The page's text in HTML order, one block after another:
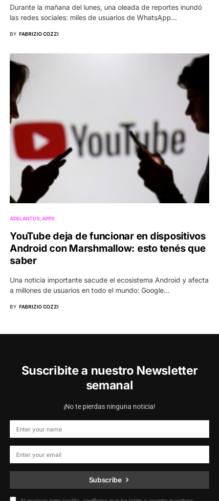
Durante la mañana del lunes, una oleada de reportes inundó
las redes sociales: miles de usuarios de WhatsApp…
BY FABRIZIO COZZI
ADELANTOS APPS
YouTube deja de funcionar en dispositivos
Android con Marshmallow: esto tenés que
saber
Una noticia importante sacude el ecosistema Android y afecta
a millones de usuarios en todo el mundo: Google…
BY FABRIZIO COZZI
Suscribite a nuestro Newsletter
semanal
¡No te pierdas ninguna noticia!
Subscribe